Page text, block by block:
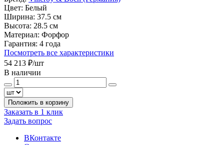
Цвет: Белый
Ширина: 37.5 см
Высота: 28.5 см
Материал: Форфор
Гарантия: 4 года
Посмотреть все характеристики
54 213 ₽/шт
В наличии
Положить в корзину
Заказать в 1 клик
Задать вопрос
ВКонтакте